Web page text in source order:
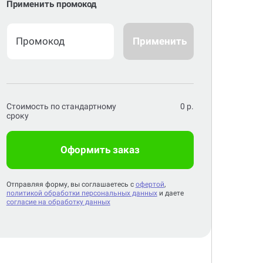
Применить промокод
Применить
Стоимость по стандартному
сроку
0 р.
Оформить заказ
Отправляя форму, вы соглашаетесь с офертой,
политикой обработки персональных данныхи даете
согласие на обработку данных